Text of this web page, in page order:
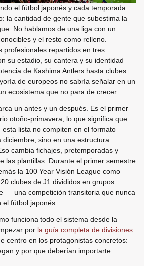
el fútbol japonés y cada temporada
la cantidad de gente que subestima la
No hablamos de una liga con un
y el resto como relleno.
profesionales repartidos en tres
su estadio, su cantera y su identidad
de Kashima Antlers hasta clubes
de europeos no sabría señalar en un
ecosistema que no para de crecer.
un antes y un después. Es el primer
otoño-primavera, lo que significa que
lista no compiten en el formato
sino en una estructura
cambia fichajes, pretemporadas y
las plantillas. Durante el primer semestre
la 100 Year Visión League como
clubes de J1 divididos en grupos
— una competición transitoria que nunca
fútbol japonés.
funciona todo el sistema desde la
por la guía completa de divisiones
centro en los protagonistas concretos:
y por que deberían importarte.